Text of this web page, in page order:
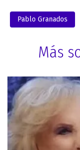
Pablo Granados
Más